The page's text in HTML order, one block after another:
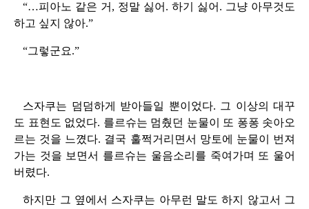
“…피아노 같은 거, 정말 싫어. 하기 싫어. 그냥 아무것도
하고 싶지 않아.”
“그렇군요.”
스자쿠는 덤덤하게 받아들일 뿐이었다. 그 이상의 대꾸
도 표현도 없었다. 를르슈는 멈췄던 눈물이 또 퐁퐁 솟아오
르는 것을 느꼈다. 결국 훌쩍거리면서 망토에 눈물이 번져
가는 것을 보면서 를르슈는 울음소리를 죽여가며 또 울어
버렸다.
하지만 그 옆에서 스자쿠는 아무런 말도 하지 않고서 그